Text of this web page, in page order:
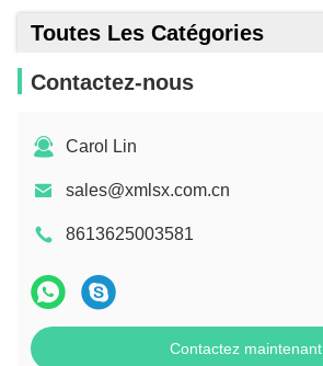
Toutes Les Catégories
Contactez-nous
Carol Lin
sales@xmlsx.com.cn
8613625003581
Contactez maintenant